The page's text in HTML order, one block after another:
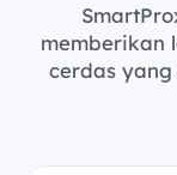
memberikan
cerdas